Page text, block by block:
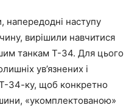
напередодні наступу
вирішили навчитися
танкам Т-34. Для цього
ув’язнених і
34-ку, щоб конкретно
«укомплектованою»